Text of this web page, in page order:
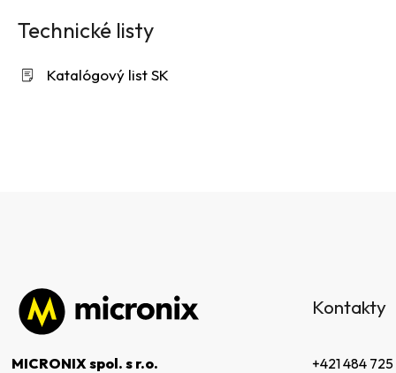
Technické listy
Katalógový list SK
MICRONIX spol. s r.o.
Kontakty
+421 484